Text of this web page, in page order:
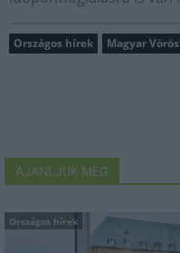
Országos hírek Magyar
AJÁNLJUK MÉG
Országos hírek